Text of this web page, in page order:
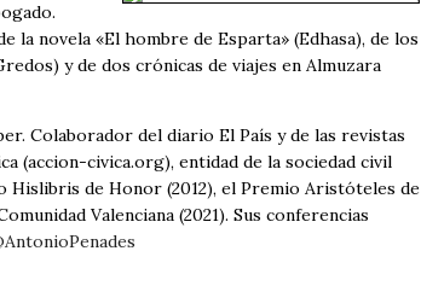
novela «El hombre de Esparta» (Edhasa), de los
y de dos crónicas de viajes en Almuzara
Colaborador del diario El País y de las revistas
(accion-civica.org), entidad de la sociedad civil
Hislibris de Honor (2012), el Premio Aristóteles de
Valenciana (2021). Sus conferencias